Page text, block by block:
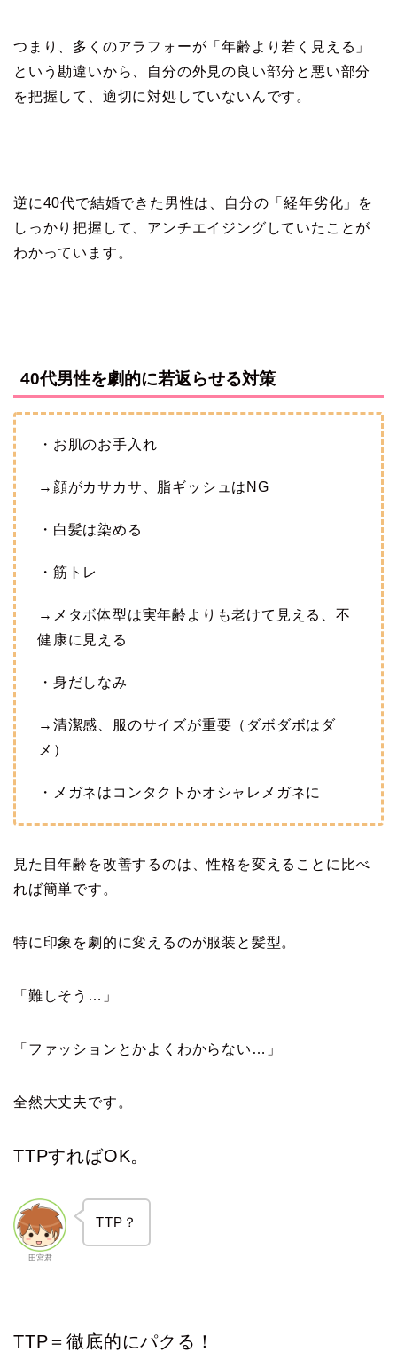
つまり、多くのアラフォーが「年齢より若く見える」
という勘違いから、自分の外見の良い部分と悪い部分
を把握して、適切に対処していないんです。
逆に40代で結婚できた男性は、自分の「経年劣化」を
しっかり把握して、アンチエイジングしていたことが
わかっています。
40代男性を劇的に若返らせる対策
・お肌のお手入れ
→顔がカサカサ、脂ギッシュはNG
・白髪は染める
・筋トレ
→メタボ体型は実年齢よりも老けて見える、不
健康に見える
・身だしなみ
→清潔感、服のサイズが重要（ダボダボはダ
メ）
・メガネはコンタクトかオシャレメガネに
見た目年齢を改善するのは、性格を変えることに比べ
れば簡単です。
特に印象を劇的に変えるのが服装と髪型。
「難しそう…」
「ファッションとかよくわからない…」
全然大丈夫です。
TTPすればOK。
田宮君
TTP？
TTP＝徹底的にパクる！